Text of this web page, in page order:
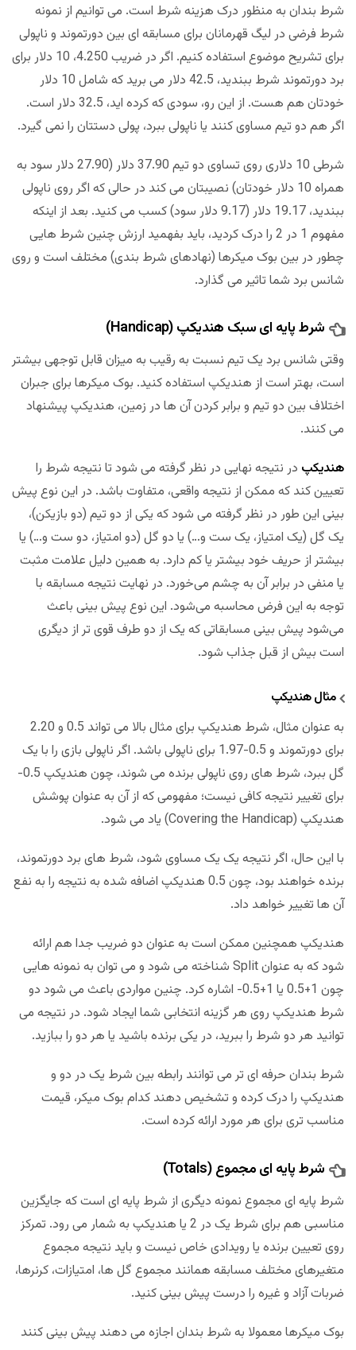
شرط بندان به منظور درک هزینه شرط است. می توانیم از نمونه
شرط فرضی در لیگ قهرمانان برای مسابقه ای بین دورتموند و ناپولی
برای تشریح موضوع استفاده کنیم. اگر در ضریب 4.250، 10 دلار برای
برد دورتموند شرط ببندید، 42.5 دلار می برید که شامل 10 دلار
خودتان هم هست. از این رو، سودی که کرده اید، 32.5 دلار است.
اگر هم دو تیم مساوی کنند یا ناپولی ببرد، پولی دستتان را نمی گیرد.
شرطی 10 دلاری روی تساوی دو تیم 37.90 دلار (27.90 دلار سود به
همراه 10 دلار خودتان) نصیبتان می کند در حالی که اگر روی ناپولی
ببندید، 19.17 دلار (9.17 دلار سود) کسب می کنید. بعد از اینکه
مفهوم 1 در 2 را درک کردید، باید بفهمید ارزش چنین شرط هایی
چطور در بین بوک میکرها (نهادهای شرط بندی) مختلف است و روی
شانس برد شما تاثیر می گذارد.
شرط پایه ای سبک هندیکپ (Handicap
)
وقتی شانس برد یک تیم نسبت به رقیب به میزان قابل توجهی بیشتر
است، بهتر است از هندیکپ استفاده کنید. بوک میکرها برای جبران
اختلاف بین دو تیم و برابر کردن آن ها در زمین، هندیکپ پیشنهاد
می کنند.
هندیکپ در نتیجه نهایی در نظر گرفته می شود تا نتیجه شرط را
تعیین کند که ممکن از نتیجه واقعی، متفاوت باشد. در این نوع پیش‌
بینی این طور در نظر گرفته می شود که یکی از دو تیم (دو بازیکن)،
یک گل (یک امتیاز، یک ست و…) یا دو گل (دو امتیاز، دو ست و…) یا
بیشتر از حریف خود بیشتر یا کم دارد. به همین دلیل علامت مثبت
یا منفی در برابر آن به چشم می‌خورد. در نهایت نتیجه مسابقه با
توجه به این فرض محاسبه می‌شود. این نوع پیش ‌بینی باعث
می‌شود پیش‌ بینی مسابقاتی که یک از دو طرف قوی‌ تر از دیگری
است بیش از قبل جذاب شود.
مثال هندیکپ
به عنوان مثال، شرط هندیکپ برای مثال بالا می تواند 0.5 و 2.20
برای دورتموند و 0.5-1.97 برای ناپولی باشد. اگر ناپولی بازی را با یک
گل ببرد، شرط های روی ناپولی برنده می شوند، چون هندیکپ 0.5-
برای تغییر نتیجه کافی نیست؛ مفهومی که از آن به عنوان پوشش
هندیکپ (Covering the Handicap) یاد می شود.
با این حال، اگر نتیجه یک یک مساوی شود، شرط های برد دورتموند،
برنده خواهند بود، چون 0.5 هندیکپ اضافه شده به نتیجه را به نفع
آن ها تغییر خواهد داد.
هندیکپ همچنین ممکن است به عنوان دو ضریب جدا هم ارائه
شود که به عنوان Split شناخته می شود و می توان به نمونه هایی
چون 1+0.5 یا 1+0.5- اشاره کرد. چنین مواردی باعث می شود دو
شرط هندیکپ روی هر گزینه انتخابی شما ایجاد شود. در نتیجه می
توانید هر دو شرط را ببرید، در یکی برنده باشید یا هر دو را ببازید.
شرط بندان حرفه ای تر می توانند رابطه بین شرط یک در دو و
هندیکپ را درک کرده و تشخیص دهند کدام بوک میکر، قیمت
مناسب تری برای هر مورد ارائه کرده است.
شرط پایه ای مجموع (Totals)
شرط پایه ای مجموع نمونه دیگری از شرط پایه ای است که جایگزین
مناسبی هم برای شرط یک در 2 یا هندیکپ به شمار می رود. تمرکز
روی تعیین برنده یا رویدادی خاص نیست و باید نتیجه مجموع
متغیرهای مختلف مسابقه همانند مجموع گل ها، امتیازات، کرنرها،
ضربات آزاد و غیره را درست پیش بینی کنید.
بوک میکرها معمولا به شرط بندان اجازه می دهند پیش بینی کنند